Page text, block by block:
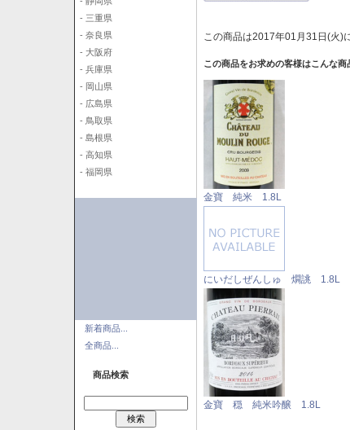
- 三重県
- 奈良県
- 大阪府
- 兵庫県
- 岡山県
- 広島県
- 鳥取県
- 島根県
- 高知県
- 福岡県
新着商品...
全商品...
商品検索
この商品は2017年01月31日(火)
この商品をお求めの客様はこんな商
金寶 純米 1.8L
にいだしぜんしゅ 燗誂 1.8L
金寶 穏 純米吟醸 1.8L